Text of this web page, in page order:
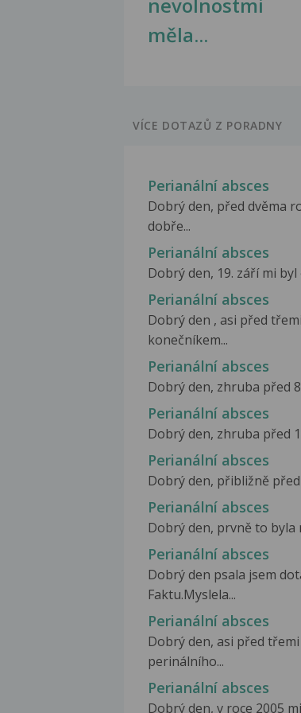
měla...
VÍCE DOTAZŮ Z PORADNY
Perianální absces
Dobrý den, před dvěma
dobře...
Perianální absces
Dobrý den, 19. září mi
Perianální absces
Dobrý den , asi před
konečníkem...
Perianální absces
Dobrý den, zhruba před
Perianální absces
Dobrý den, zhruba před
Perianální absces
Dobrý den, přibližně
Perianální absces
Dobrý den, prvně to byla
Perianální absces
Dobrý den psala jsem
Faktu.Myslela...
Perianální absces
Dobrý den, asi před
perinálního...
Perianální absces
Dobrý den, v roce 2005